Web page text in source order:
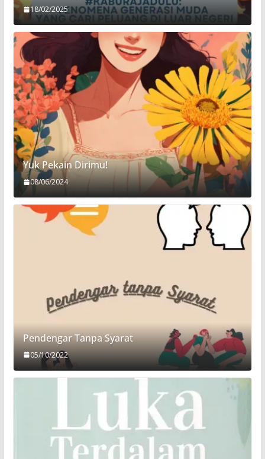
18/02/2025
Yuk Pekain Dirimu!
08/06/2024
Pendengar Tanpa Syarat
05/10/2022